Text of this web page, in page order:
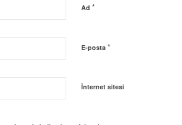
Ad *
E-posta *
İnternet sitesi